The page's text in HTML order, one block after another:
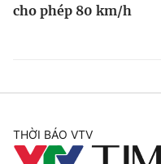
cho phép 80 km/h
THỜI BÁO VTV